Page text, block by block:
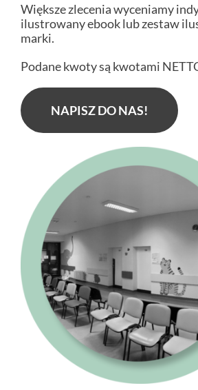
Większe zlecenia wyceniamy
ilustrowany ebook lub zestaw
marki.
Podane kwoty są kwotami
NAPISZ DO NAS!